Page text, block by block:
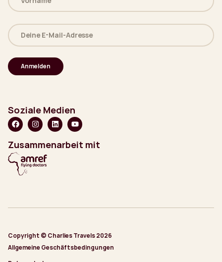
(erforderlich)
Deine
E-
Mail-
(erforderlich)
Soziale Medien
Zusammenarbeit mit
Copyright © Charlies Travels 2026
Allgemeine Geschäftsbedingungen